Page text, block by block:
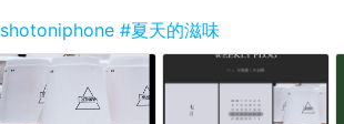
#夏天的滋味